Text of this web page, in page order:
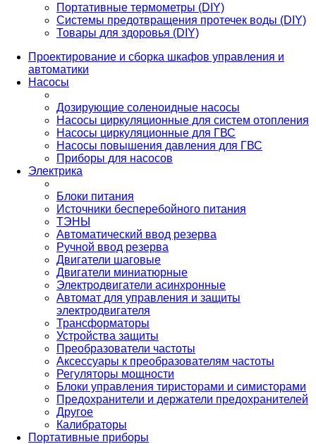
Портативные термометры (DIY)
Системы предотвращения протечек воды (DIY)
Товары для здоровья (DIY)
Проектирование и сборка шкафов управления и
автоматики
Насосы
Дозирующие соленоидные насосы
Насосы циркуляционные для систем отопления
Насосы циркуляционные для ГВС
Насосы повышения давления для ГВС
Приборы для насосов
Электрика
Блоки питания
Источники бесперебойного питания
ТЭНЫ
Автоматический ввод резерва
Ручной ввод резерва
Двигатели шаговые
Двигатели миниатюрные
Электродвигатели асинхронные
Автомат для управления и защиты
электродвигателя
Трансформаторы
Устройства защиты
Преобразователи частоты
Аксессуары к преобразователям частоты
Регуляторы мощности
Блоки управления тиристорами и симисторами
Предохранители и держатели предохранителей
Другое
Калибраторы
Портативные приборы